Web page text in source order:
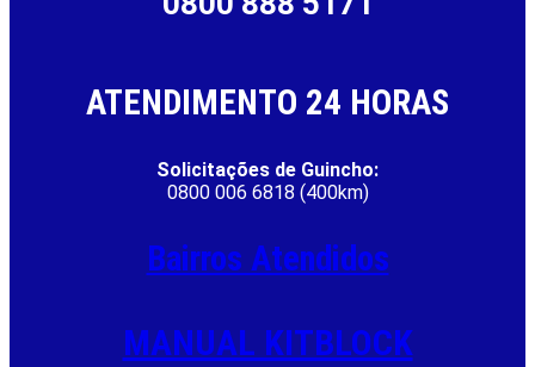
ATENDIMENTO 24 HORAS
Solicitações de Guincho:
0800 006 6818 (400km)
Bairros Atendidos
MANUAL KITBLOCK